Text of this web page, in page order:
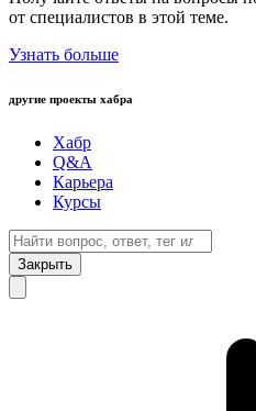
от специалистов в этой теме.
Узнать больше
другие проекты хабра
Хабр
Q&A
Карьера
Курсы
Закрыть